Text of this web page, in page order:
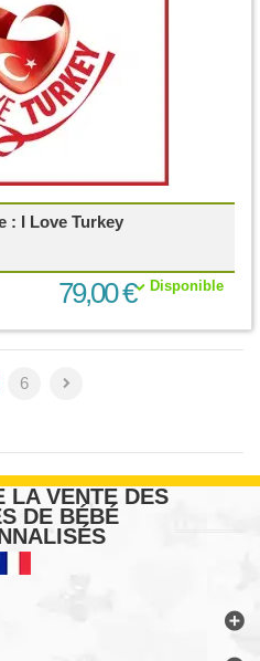
: I Love Turkey
Disponible
79,00 €
6
LA VENTE DES
DE BÉBÉ